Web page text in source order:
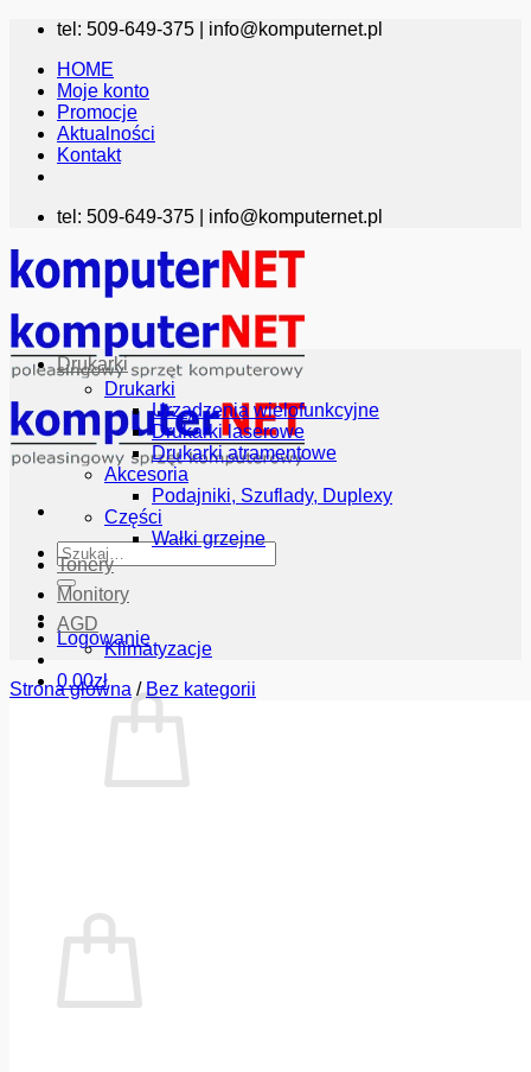
Przewiń
zawartości
tel: 509-649-375 | info@komputernet.pl
HOME
Moje konto
Promocje
Aktualności
Kontakt
tel: 509-649-375 | info@komputernet.pl
Szukaj:
Logowanie
0.00zł
Drukarki
Drukarki
Urządzenia wielofunkcyjne
Drukarki laserowe
Drukarki atramentowe
Akcesoria
Podajniki, Szuflady, Duplexy
Części
Wałki grzejne
Tonery
Monitory
AGD
Klimatyzacje
Strona główna / Bez kategorii